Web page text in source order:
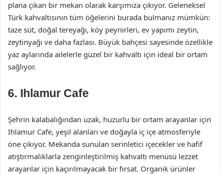
plana çıkan bir mekan olarak karşımıza çıkıyor. Geleneksel
Türk kahvaltısının tüm öğelerini burada bulmanız mümkün:
taze süt, doğal tereyağı, köy peynirleri, ev yapımı zeytin,
zeytinyağı ve daha fazlası. Büyük bahçesi sayesinde özellikle
yaz aylarında ailelerle güzel bir kahvaltı için ideal bir ortam
sağlıyor.
6. Ihlamur Cafe
Şehrin kalabalığından uzak, huzurlu bir ortam arayanlar için
Ihlamur Cafe, yeşil alanları ve doğayla iç içe atmosferiyle
öne çıkıyor. Mekanda sunulan serinletici içecekler ve hafif
atıştırmalıklarla zenginleştirilmiş kahvaltı menüsü lezzet
arayanlar için kaçırılmayacak bir fırsat. Organik ürünler